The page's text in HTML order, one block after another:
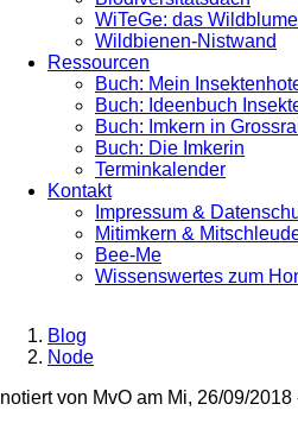
WiTeGe: das
Wildbienen-Nistwand
Ressourcen
Buch: Mein
Buch: Ideenbuch
Buch: Imkern in
Buch: Die Imkerin
Terminkalender
Kontakt
Impressum &
Mitimkern &
Bee-Me
Wissenswertes zum
Breadcrumb
Blog
Node
notiert von MvO am Mi, 26/09/2018